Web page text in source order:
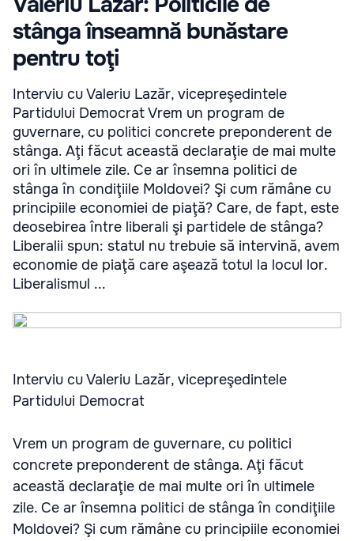
stânga înseamnă bunăstare
pentru toţi
Interviu cu Valeriu Lazăr, vicepreşedintele
Partidului Democrat Vrem un program de
guvernare, cu politici concrete preponderent de
stânga. Aţi făcut această declaraţie de mai multe
ori în ultimele zile. Ce ar însemna politici de
stânga în condiţiile Moldovei? Şi cum rămâne cu
principiile economiei de piaţă? Care, de fapt, este
deosebirea între liberali şi partidele de stânga?
Liberalii spun: statul nu trebuie să intervină, avem
economie de piaţă care aşează totul la locul lor.
Liberalismul ...
Interviu cu Valeriu Lazăr, vicepreşedintele
Partidului Democrat
Vrem un program de guvernare, cu politici
concrete preponderent de stânga. Aţi făcut
această declaraţie de mai multe ori în ultimele
zile. Ce ar însemna politici de stânga în condiţiile
Moldovei? Şi cum rămâne cu principiile economiei